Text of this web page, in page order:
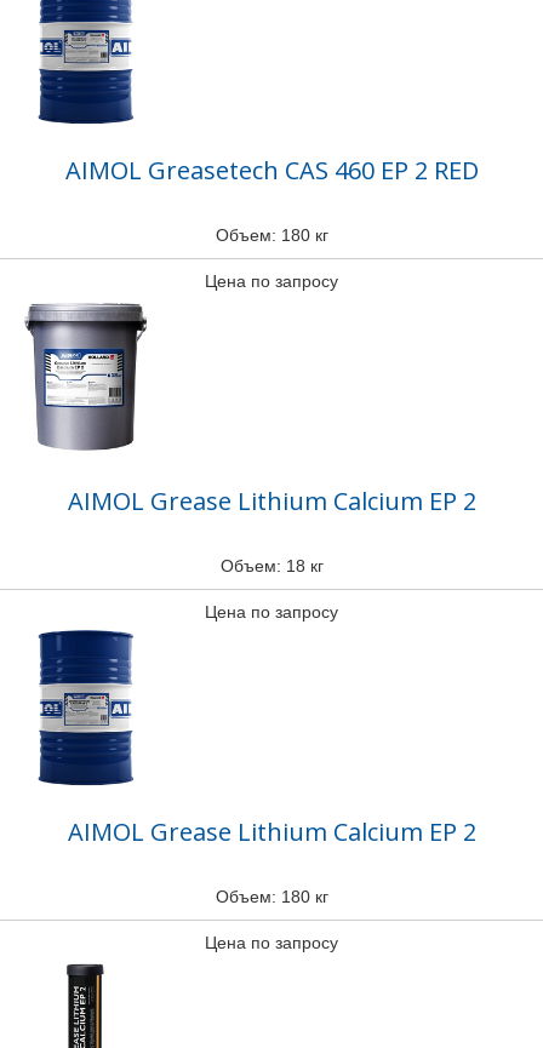
AIMOL Greasetech CAS 460 EP 2 RED
Объем: 180 кг
Цена по запросу
AIMOL Grease Lithium Calcium EP 2
Объем: 18 кг
Цена по запросу
AIMOL Grease Lithium Calcium EP 2
Объем: 180 кг
Цена по запросу